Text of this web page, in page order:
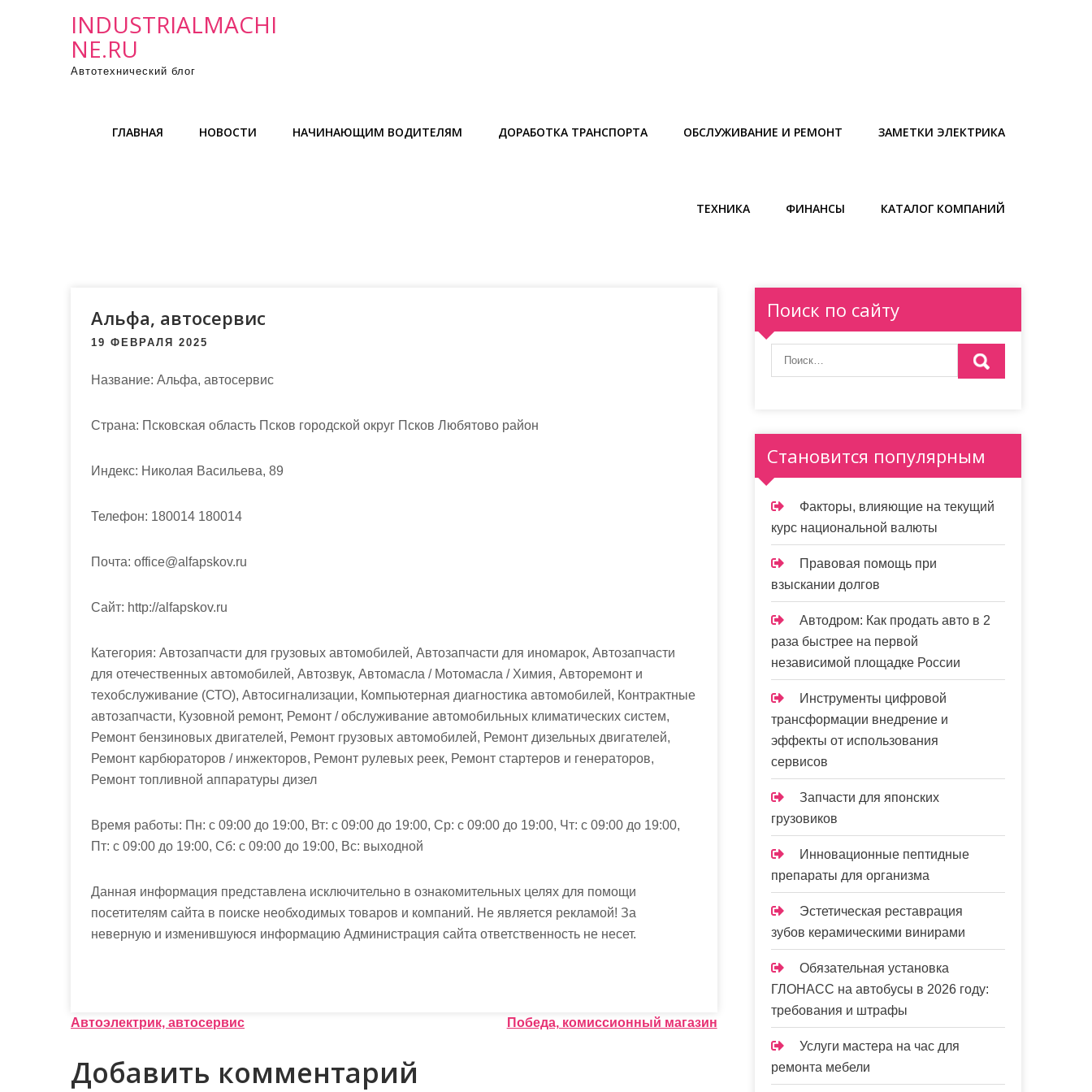
INDUSTRIALMACHI
NE.RU
Автотехнический блог
ГЛАВНАЯ НОВОСТИ НАЧИНАЮЩИМ ВОДИТЕЛЯМ ДОРАБОТКА ТРАНСПОРТА ОБСЛУЖИВАНИЕ И РЕМОНТ ЗАМЕТКИ ЭЛЕКТРИКА
ТЕХНИКА ФИНАНСЫ КАТАЛОГ КОМПАНИЙ
Альфа, автосервис
19 ФЕВРАЛЯ 2025
Название: Альфа, автосервис
Страна: Псковская область Псков городской округ Псков Любятово район
Индекс: Николая Васильева, 89
Телефон: 180014 180014
Почта: office@alfapskov.ru
Cайт: http://alfapskov.ru
Категория: Автозапчасти для грузовых автомобилей, Автозапчасти для иномарок, Автозапчасти
для отечественных автомобилей, Автозвук, Автомасла / Мотомасла / Химия, Авторемонт и
техобслуживание (СТО), Автосигнализации, Компьютерная диагностика автомобилей, Контрактные
автозапчасти, Кузовной ремонт, Ремонт / обслуживание автомобильных климатических систем,
Ремонт бензиновых двигателей, Ремонт грузовых автомобилей, Ремонт дизельных двигателей,
Ремонт карбюраторов / инжекторов, Ремонт рулевых реек, Ремонт стартеров и генераторов,
Ремонт топливной аппаратуры дизел
Время работы: Пн: с 09:00 до 19:00, Вт: с 09:00 до 19:00, Ср: с 09:00 до 19:00, Чт: с 09:00 до 19:00,
Пт: с 09:00 до 19:00, Сб: с 09:00 до 19:00, Вс: выходной
Данная информация представлена исключительно в ознакомительных целях для помощи
посетителям сайта в поиске необходимых товаров и компаний. Не является рекламой! За
неверную и изменившуюся информацию Администрация сайта ответственность не несет.
Н
а
Автоэлектрик, автосервис Победа, комиссионный магазин
Добавить комментарий
Поиск по сайту
Становится популярным
Факторы, влияющие на текущий
курс национальной валюты
Правовая помощь при
взыскании долгов
Автодром: Как продать авто в 2
раза быстрее на первой
независимой площадке России
Инструменты цифровой
трансформации внедрение и
эффекты от использования
сервисов
Запчасти для японских
грузовиков
Инновационные пептидные
препараты для организма
Эстетическая реставрация
зубов керамическими винирами
Обязательная установка
ГЛОНАСС на автобусы в 2026 году:
требования и штрафы
Услуги мастера на час для
ремонта мебели